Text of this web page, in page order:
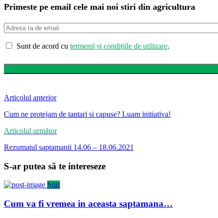
Primeste pe email cele mai noi stiri din agricultura
Sunt de acord cu termenii și condițiile de utilizare.
Articolul anterior
Cum ne protejam de tantari si capuse? Luam initiativa!
Articolul următor
Rezumatul saptamanii 14.06 – 18.06.2021
S-ar putea să te intereseze
Știri
Cum va fi vremea in aceasta saptamana…